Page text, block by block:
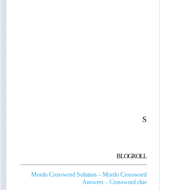
S
BLOGROLL
Mordo Crossword Solution – Mordo Crossword
Answers – Crossword clue